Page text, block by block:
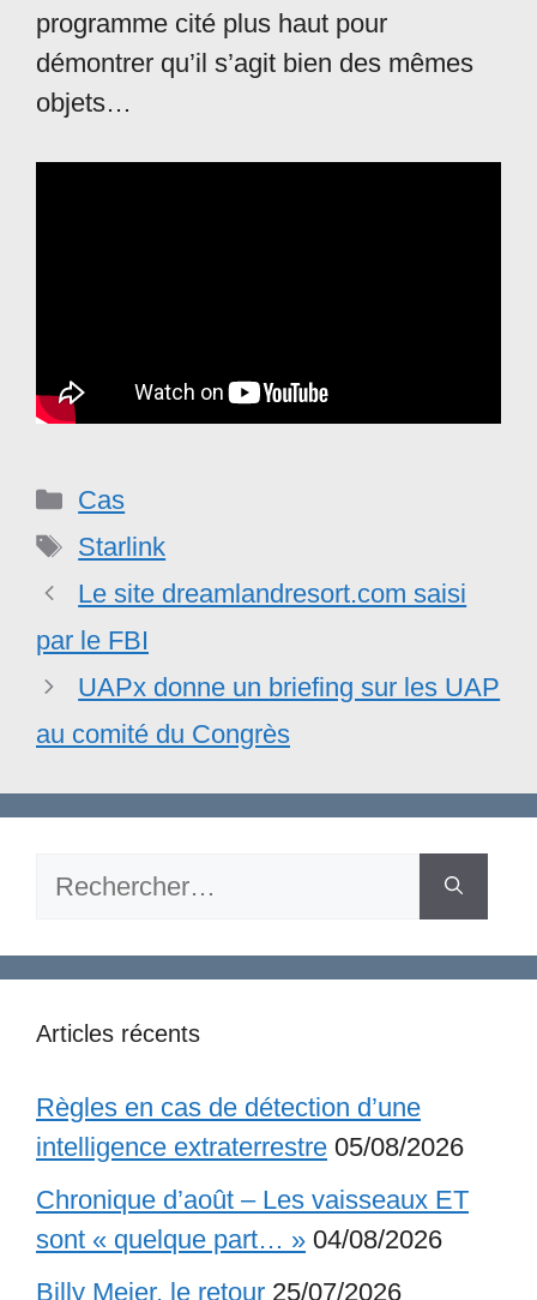
programme cité plus haut pour
démontrer qu’il s’agit bien des mêmes
objets…
Catégories
Cas
Étiquettes
Starlink
Le site dreamlandresort.com saisi
par le FBI
UAPx donne un briefing sur les UAP
au comité du Congrès
Rechercher :
Articles récents
Règles en cas de détection d’une
intelligence extraterrestre 05/08/2026
Chronique d’août – Les vaisseaux ET
sont « quelque part… » 04/08/2026
Billy Meier, le retour 25/07/2026